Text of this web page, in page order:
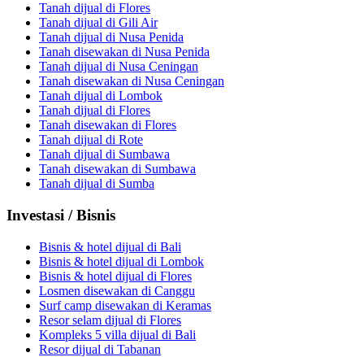
Tanah dijual di Flores
Tanah dijual di Gili Air
Tanah dijual di Nusa Penida
Tanah disewakan di Nusa Penida
Tanah dijual di Nusa Ceningan
Tanah disewakan di Nusa Ceningan
Tanah dijual di Lombok
Tanah dijual di Flores
Tanah disewakan di Flores
Tanah dijual di Rote
Tanah dijual di Sumbawa
Tanah disewakan di Sumbawa
Tanah dijual di Sumba
Investasi / Bisnis
Bisnis & hotel dijual di Bali
Bisnis & hotel dijual di Lombok
Bisnis & hotel dijual di Flores
Losmen disewakan di Canggu
Surf camp disewakan di Keramas
Resor selam dijual di Flores
Kompleks 5 villa dijual di Bali
Resor dijual di Tabanan